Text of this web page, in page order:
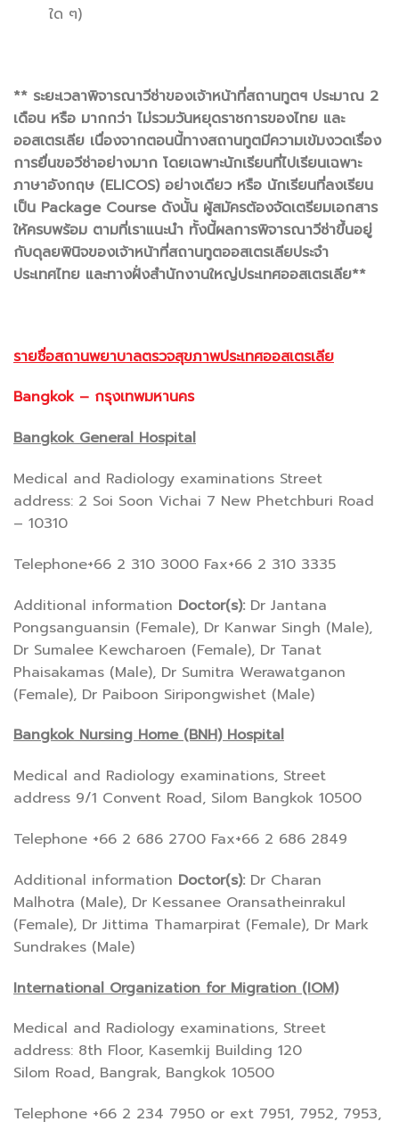
ใด ๆ)
** ระยะเวลาพิจารณาวีซ่าของเจ้าหน้าที่สถานทูตฯ ประมาณ 2
เดือน หรือ มากกว่า ไม่รวมวันหยุดราชการของไทย และ
ออสเตรเลีย เนื่องจากตอนนี้ทางสถานทูตมีความเข้มงวดเรื่อง
การยื่นขอวีซ่าอย่างมาก โดยเฉพาะนักเรียนที่ไปเรียนเฉพาะ
ภาษาอังกฤษ (ELICOS) อย่างเดียว หรือ นักเรียนที่ลงเรียน
เป็น Package Course ดังนั้น ผู้สมัครต้องจัดเตรียมเอกสาร
ให้ครบพร้อม ตามที่เราแนะนำ ทั้งนี้ผลการพิจารณาวีซ่าขึ้นอยู่
กับดุลยพินิจของเจ้าหน้าที่สถานทูตออสเตรเลียประจำ
ประเทศไทย และทางฝั่งสำนักงานใหญ่ประเทศออสเตรเลีย**
รายชื่อสถานพยาบาลตรวจสุขภาพประเทศออสเตรเลีย
Bangkok – กรุงเทพมหานคร
Bangkok General Hospital
Medical and Radiology examinations Street
address: 2 Soi Soon Vichai 7 New Phetchburi Road
– 10310
Telephone+66 2 310 3000 Fax+66 2 310 3335
Additional information Doctor(s):Dr Jantana
Pongsanguansin (Female), Dr Kanwar Singh (Male),
Dr Sumalee Kewcharoen (Female), Dr Tanat
Phaisakamas (Male), Dr Sumitra Werawatganon
(Female), Dr Paiboon Siripongwishet (Male)
Bangkok Nursing Home (BNH) Hospital
Medical and Radiology examinations, Street
address 9/1 Convent Road, Silom Bangkok 10500
Telephone +66 2 686 2700 Fax+66 2 686 2849
Additional information Doctor(s): Dr Charan
Malhotra (Male), Dr Kessanee Oransatheinrakul
(Female), Dr Jittima Thamarpirat (Female), Dr Mark
Sundrakes (Male)
International Organization for Migration (IOM)
Medical and Radiology examinations, Street
address: 8th Floor, Kasemkij Building 120
Silom Road, Bangrak, Bangkok 10500
Telephone +66 2 234 7950 or ext 7951, 7952, 7953,